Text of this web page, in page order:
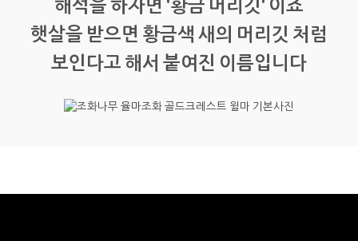
해석을 하자면 '황금 머리깃' 이죠
햇살을 받으면 황금색 새의 머리깃 처럼
보인다고 해서 붙여진 이름입니다